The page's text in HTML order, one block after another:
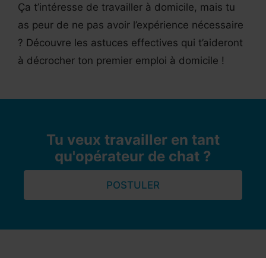
Ça t’intéresse de travailler à domicile, mais tu
as peur de ne pas avoir l’expérience nécessaire
? Découvre les astuces effectives qui t’aideront
à décrocher ton premier emploi à domicile !
Tu veux travailler en tant
qu'opérateur de chat ?
POSTULER